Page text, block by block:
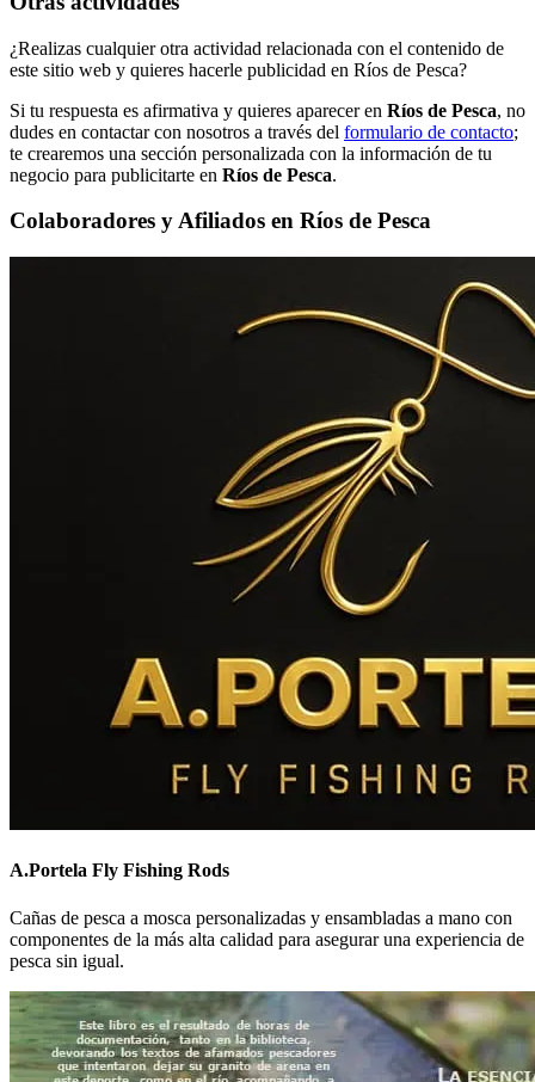
¿Realizas cualquier otra actividad relacionada con el contenido de
este sitio web y quieres hacerle publicidad en Ríos de Pesca?
Si tu respuesta es afirmativa y quieres aparecer en Ríos de Pesca, no
dudes en contactar con nosotros a través del formulario de contacto;
te crearemos una sección personalizada con la información de tu
negocio para publicitarte en Ríos de Pesca.
Colaboradores y Afiliados en Ríos de Pesca
A.Portela Fly Fishing Rods
Cañas de pesca a mosca personalizadas y ensambladas a mano con
componentes de la más alta calidad para asegurar una experiencia de
pesca sin igual.